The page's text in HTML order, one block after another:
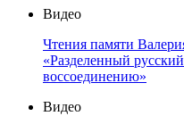
Видео
Чтения памяти
«Разделенный
воссоединению»
Видео